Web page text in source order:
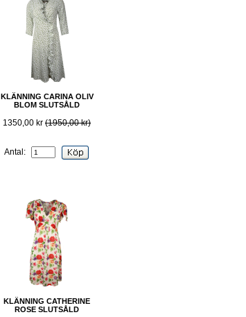
KLÄNNING CARINA OLIV
BLOM SLUTSÅLD
1350,00 kr (1950,00 kr)
Antal:
KLÄNNING CATHERINE
ROSE SLUTSÅLD